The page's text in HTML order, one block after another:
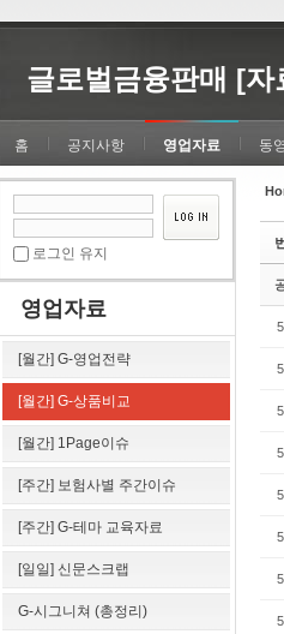
글로벌금융판매 [자
홈 공지사항 영업자료 동
로그인 유지
영업자료
[월간] G-영업전략
[월간] G-상품비교
[월간] 1Page이슈
[주간] 보험사별 주간이슈
[주간] G-테마 교육자료
[일일] 신문스크랩
G-시그니쳐 (총정리)
스케치북5
스케치북5
스케치북5
스케치북5